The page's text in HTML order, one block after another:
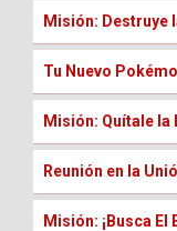
Misión: Destruye
Tu Nuevo
Misión: Quítale la
Reunión en la
Misión: ¡Busca El